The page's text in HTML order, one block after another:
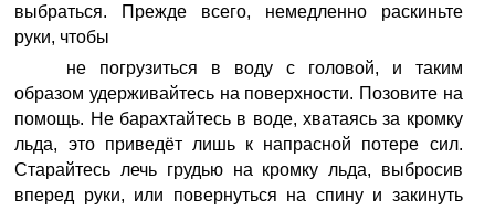
выбраться. Прежде всего, немедленно раскиньте
руки, чтобы
не погрузиться в воду с головой, и таким
образом удерживайтесь на поверхности. Позовите на
помощь. Не барахтайтесь в воде, хватаясь за кромку
льда, это приведёт лишь к напрасной потере сил.
Старайтесь лечь грудью на кромку льда, выбросив
вперед руки, или повернуться на спину и закинуть